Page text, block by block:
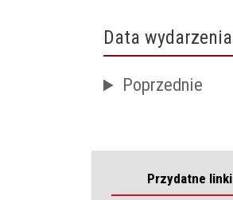
Data wydarzenia
Poprzednie
Przydatne linki